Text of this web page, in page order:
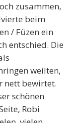
zusammen,
beim
/ Füzen ein
entschied. Die
weilten,
nett bewirtet.
schönen
Robi